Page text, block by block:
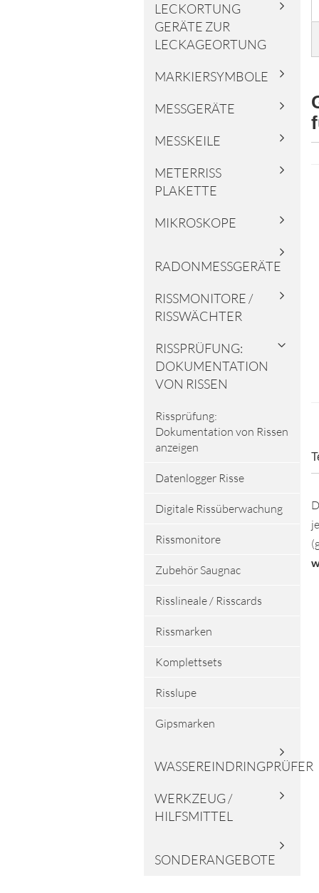
LECKORTUNG
GERÄTE ZUR
LECKAGEORTUNG
MARKIERSYMBOLE
MESSGERÄTE
MESSKEILE
METERRISS
PLAKETTE
MIKROSKOPE
RADONMESSGERÄTE
RISSMONITORE /
RISSWÄCHTER
RISSPRÜFUNG:
DOKUMENTATION
VON RISSEN
Rissprüfung:
Dokumentation von Rissen
anzeigen
Datenlogger Risse
Digitale Rissüberwachung
Rissmonitore
Zubehör Saugnac
Risslineale / Risscards
Rissmarken
Komplettsets
Risslupe
Gipsmarken
WASSEREINDRINGPRÜFER
WERKZEUG /
HILFSMITTEL
SONDERANGEBOTE